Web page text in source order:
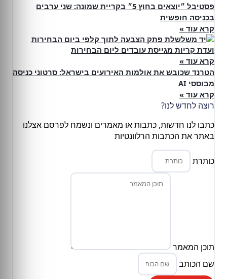
פסטיבל ״יוצאים בחוץ 5״ בקריית שמונה: שני ערבים
בכניסה חופשית
קרא עוד »
ועדת קריות מגייסת עובדים ליום הבחירות
קרא עוד »
הטרנד שכובש את אולמות האירועים בישראל: סרטוני כניסה
מבוססי AI
קרא עוד »
רוצה לחדש לנו?
כתבו לנו חדשות, כתבות או מאמרים ונשמח לפרסם אצלנו
באתר את הכתבות הרלוונטיות
כותרת
תוכן המאמר
שם הכותב